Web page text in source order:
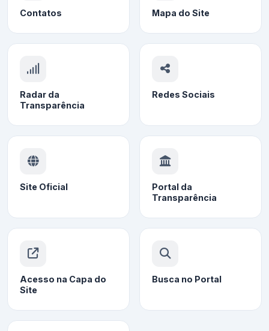
Contatos Mapa do Site
Radar da
Transparência
Redes Sociais
Site Oficial
Portal da
Transparência
Acesso na Capa do
Site
Busca no Portal